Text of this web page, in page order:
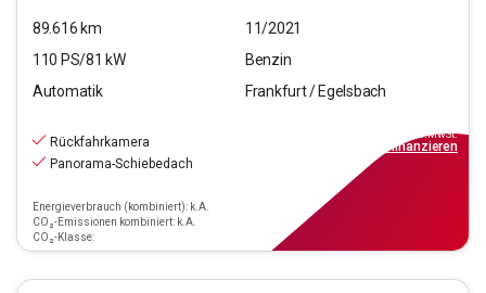
89.616 km
11/2021
110 PS/81 kW
Benzin
Automatik
Frankfurt / Egelsbach
Rückfahrkamera
Panorama-Schiebedach
Energieverbrauch (kombiniert): k.A.
CO₂-Emissionen kombiniert: k.A.
CO₂-Klasse:
inkl.MwSt.
finanzieren